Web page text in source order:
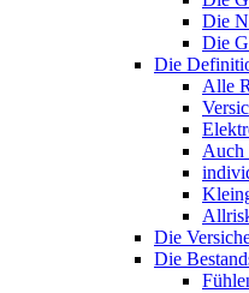
Die
Die
Die
Alle
Auch
Die
Die